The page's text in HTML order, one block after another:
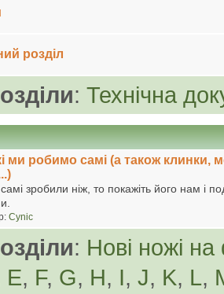
розділ
: Технічна
ми робимо самі (а також клинки,
зробили ніж, то покажіть його нам і
Cynic
: Нові ножі
E, F, G, H, I, J, K, L,